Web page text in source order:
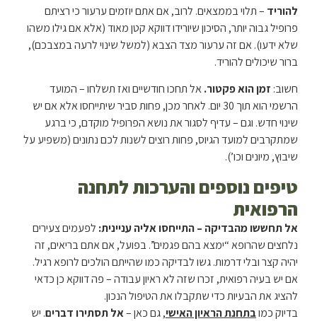
להוריד – תלוי בממצאים. לרוב, אם אתם יוזמים ערעור כי רציתם
פרופיל גבוה יותר, הסיכון שיורידו דווקא קטן מאוד (אלא אם גילו משהו
שלא ידעו). אם זה ערעור מצד הצבא (למשל שינוי לרעה במצבכם),
ברור שיכולים להוריד.
חשוב: זמן הוא פקטור.אל תחכו חודשיים ואז תשלחו – המועד
הרשמי הוא תוך 30 יום. לאחר מכן, פחות סביר שיתייחסו אלא אם יש
שינוי חדש. וגם – עדיף לסגור את נושא הפרופיל מוקדם, כי ברגע
שמתקרבים למועד הגיוס, פחות רוצים לשנות לכם נתונים (משפיע על
שיבוץ, מיונים וכו’).
טיפים נוספים והערכות לתחנה
הרפואית
אל תחששו מהבדיקה – התייחסו אליה עניינית: לפעמים צעירים
נלחצים שהרופא “ימצא בהם פגמים”. בפועל, אם אתם בריאים, זה
יהיה קצר ובלי דרמות. גשו לבדיקה כמו שהייתם הולכים לרופא רגיל.
אם יש בעיה רפואית, זכרו שזה לא ראיון עבודה – פה דווקא כן כדאי
להציג את הבעיות כדי שתקבלו את הטיפול הנכון.
בדיוק כמובתחנת הראיון האישי, גם כאן –אל תסתירו דברים. יש